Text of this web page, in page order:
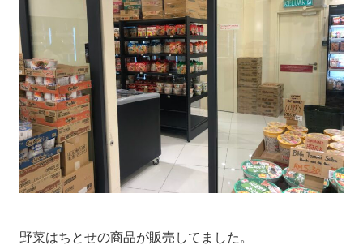
野菜はちとせの商品が販売してました。